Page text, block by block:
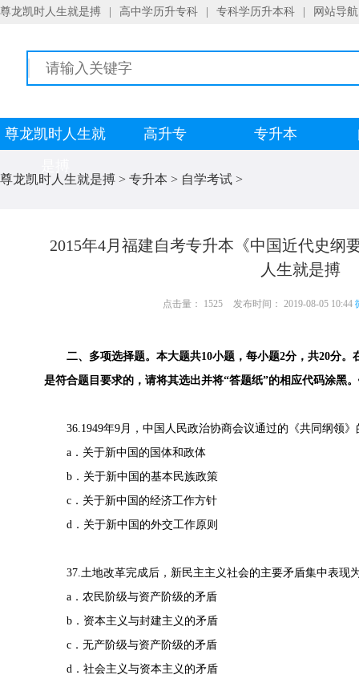
尊龙凯时人生就是搏 高中学历升专科 专科学历升本科 网站导航
尊龙凯时人生就
高升专 专升本
尊龙凯时人生就是搏 > 专升本 > 自学考试 >
2015年4月福建自考专升本《中国近代史纲
人生就是搏
点击量： 1525 发布时间： 2019-08-05 10:44
二、多项选择题。本大题共10小题，每小题2分，共20分。
是符合题目要求的，请将其选出并将“答题纸”的相应代码涂黑
36.1949年9月，中国人民政治协商会议通过的《共同纲领》
a．关于新中国的国体和政体
b．关于新中国的基本民族政策
c．关于新中国的经济工作方针
d．关于新中国的外交工作原则
37.土地改革完成后，新民主主义社会的主要矛盾集中表现
a．农民阶级与资产阶级的矛盾
b．资本主义与封建主义的矛盾
c．无产阶级与资产阶级的矛盾
d．社会主义与资本主义的矛盾